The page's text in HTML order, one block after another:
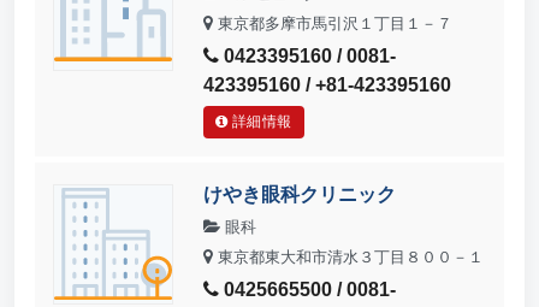
東京都多摩市馬引沢１丁目１－７
0423395160 / 0081-
423395160 / +81-423395160
詳細情報
けやき眼科クリニック
眼科
東京都東大和市清水３丁目８００－１
0425665500 / 0081-